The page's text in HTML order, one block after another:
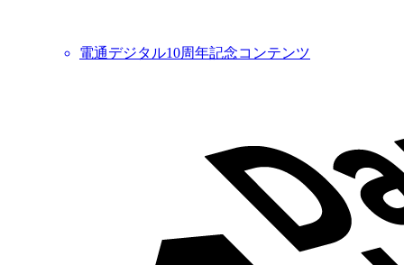
電通デジタル10周年記念コンテンツ